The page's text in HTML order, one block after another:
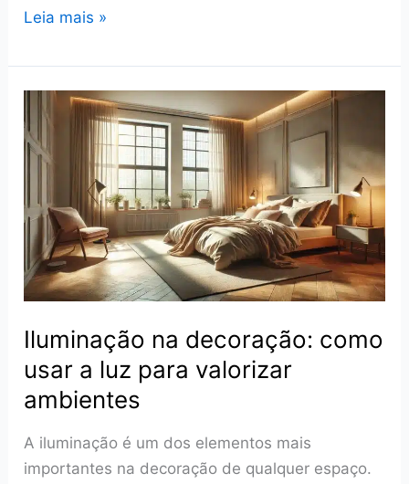
Espaços
Veja
como
integrar
sala
com
elegância
Leia mais »
Iluminação na decoração: como
usar a luz para valorizar
ambientes
A iluminação é um dos elementos mais
importantes na decoração de qualquer espaço.